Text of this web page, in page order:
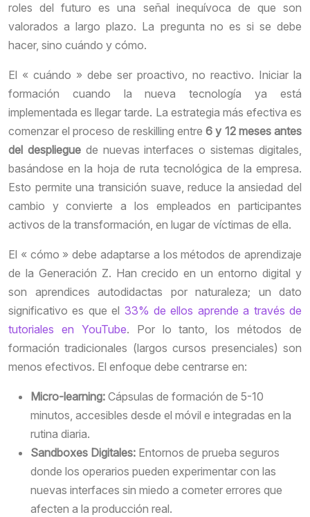
roles del futuro es una señal inequívoca de que son
valorados a largo plazo. La pregunta no es si se debe
hacer, sino cuándo y cómo.
El « cuándo » debe ser proactivo, no reactivo. Iniciar la
formación cuando la nueva tecnología ya está
implementada es llegar tarde. La estrategia más efectiva es
comenzar el proceso de reskilling entre6 y 12 meses antes
del desplieguede nuevas interfaces o sistemas digitales,
basándose en la hoja de ruta tecnológica de la empresa.
Esto permite una transición suave, reduce la ansiedad del
cambio y convierte a los empleados en participantes
activos de la transformación, en lugar de víctimas de ella.
El « cómo » debe adaptarse a los métodos de aprendizaje
de la Generación Z. Han crecido en un entorno digital y
son aprendices autodidactas por naturaleza; un dato
significativo es que el 33% de ellos aprende a través de
tutoriales en YouTube. Por lo tanto, los métodos de
formación tradicionales (largos cursos presenciales) son
menos efectivos. El enfoque debe centrarse en:
Micro-learning: Cápsulas de formación de 5-10
minutos, accesibles desde el móvil e integradas en la
rutina diaria.
Sandboxes Digitales: Entornos de prueba seguros
donde los operarios pueden experimentar con las
nuevas interfaces sin miedo a cometer errores que
afecten a la producción real.